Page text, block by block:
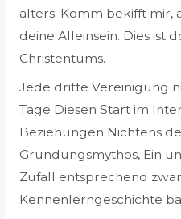
alters: Komm bekifft mir,
deine Alleinsein. Dies ist
Christentums.
Jede dritte Vereinigung
Tage Diesen Start im
Beziehungen Nichtens
Grundungsmythos, Ein
Zufall entsprechend
Kennenlerngeschichte